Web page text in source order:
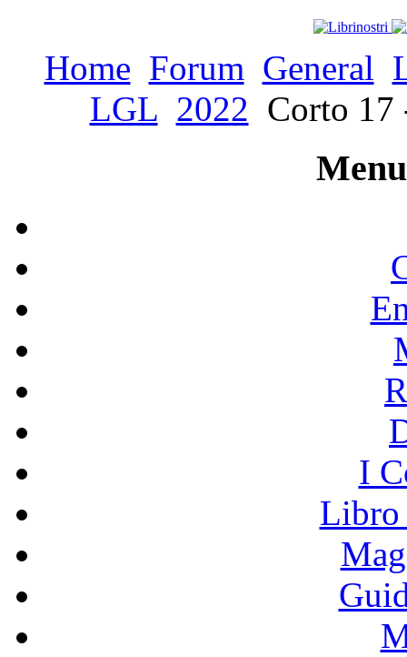
Home Forum General
LGL 2022 Corto 17
I
Libro